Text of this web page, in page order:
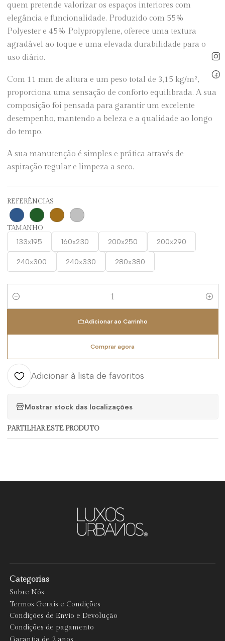
quem pretende valorizar os espaços interiores com
elegância e funcionalidade. Produzido com 55%
Polyester e 45% Polypropylene, oferece uma textura
agradável ao toque e uma elevada durabilidade para o
uso diário.
Com 11 mm de altura e um peso total de 3,15 kg/m²,
proporciona uma sensação de conforto equilibrada. A sua
composição foi pensada para garantir um excelente
desempenho, mantendo a beleza e a qualidade ao longo
do tempo.
A sua manutenção é simples e prática através de
aspiração regular e limpeza a seco.
REFERÊNCIAS
TAMANHO
133x195 160x230 200x250 200x290
240x300 240x330 280x380
Quantidade
Adicionar ao Carrinho
Comprar agora
Adicionar à lista de favoritos
Mostrar stock das localizações
PARTILHAR ESTE PRODUTO
Categorias
Sobre Nós
Termos Gerais e Condições
Condições de Envio e Devolução
Condições de pagamento
Garantia de 2 anos